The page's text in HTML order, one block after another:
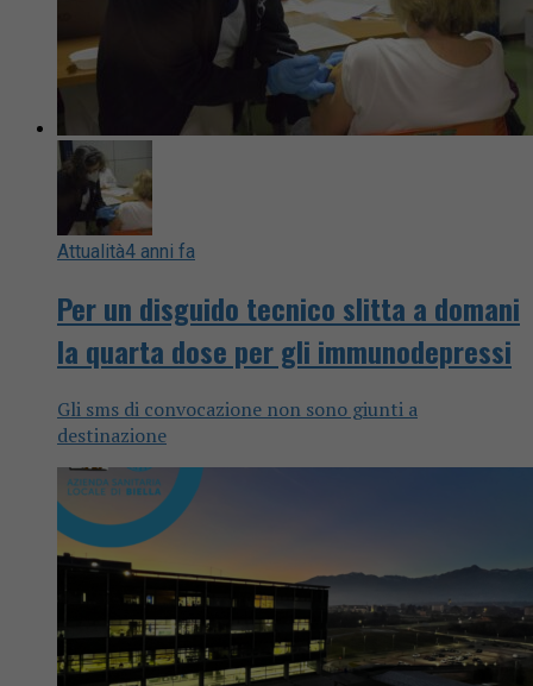
Attualità4 anni fa
Per un disguido tecnico slitta a domani
la quarta dose per gli immunodepressi
Gli sms di convocazione non sono giunti a
destinazione